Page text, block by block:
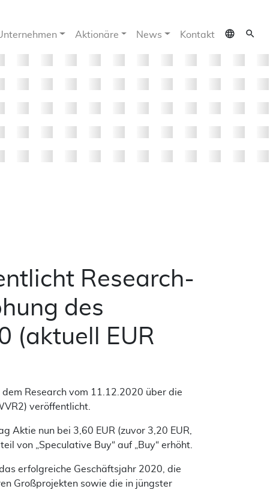
Aktionäre News Kontakt language search
Research-
des
(aktuell EUR
Research vom 11.12.2020 über die
veröffentlicht.
Aktie nun bei 3,60 EUR (zuvor 3,20 EUR,
von „Speculative Buy“ auf „Buy“ erhöht.
erfolgreiche Geschäftsjahr 2020, die
Großprojekten sowie die in jüngster